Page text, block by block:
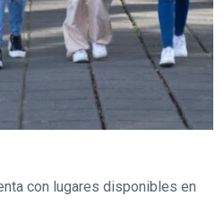
con lugares disponibles en